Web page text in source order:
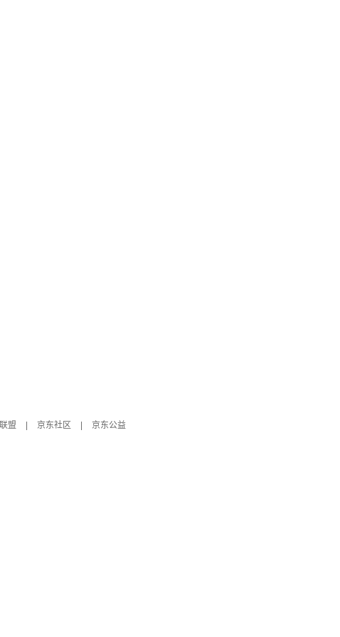
盟 京东社区
京东公益